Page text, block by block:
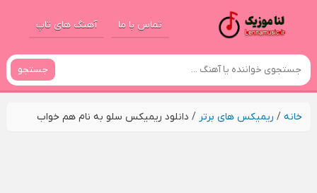
تماس با ما آهنگ های تاپ
جستجو
خانه/ ریمیکس های برتر / دانلود ریمیکس سلو به نام هم خواب